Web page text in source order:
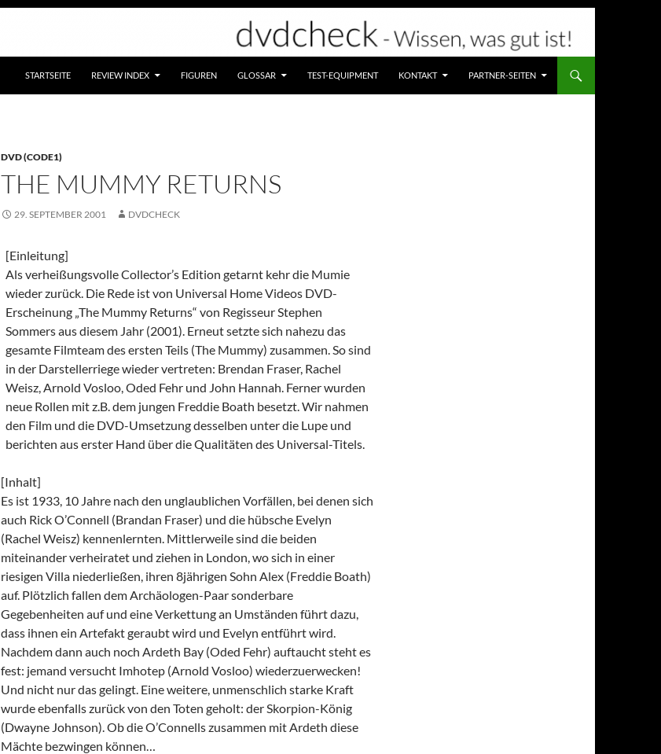
STARTSEITE REVIEW INDEX FIGUREN GLOSSAR TEST-EQUIPMENT KONTAKT PARTNER-SEITEN
DVD (CODE1)
THE MUMMY RETURNS
29. SEPTEMBER 2001 DVDCHECK
[Einleitung]
Als verheißungsvolle Collector’s Edition getarnt kehr die Mumie
wieder zurück. Die Rede ist von Universal Home Videos DVD-
Erscheinung „The Mummy Returns“ von Regisseur Stephen
Sommers aus diesem Jahr (2001). Erneut setzte sich nahezu das
gesamte Filmteam des ersten Teils (The Mummy) zusammen. So sind
in der Darstellerriege wieder vertreten: Brendan Fraser, Rachel
Weisz, Arnold Vosloo, Oded Fehr und John Hannah. Ferner wurden
neue Rollen mit z.B. dem jungen Freddie Boath besetzt. Wir nahmen
den Film und die DVD-Umsetzung desselben unter die Lupe und
berichten aus erster Hand über die Qualitäten des Universal-Titels.
[Inhalt]
Es ist 1933, 10 Jahre nach den unglaublichen Vorfällen, bei denen sich
auch Rick O’Connell (Brandan Fraser) und die hübsche Evelyn
(Rachel Weisz) kennenlernten. Mittlerweile sind die beiden
miteinander verheiratet und ziehen in London, wo sich in einer
riesigen Villa niederließen, ihren 8jährigen Sohn Alex (Freddie Boath)
auf. Plötzlich fallen dem Archäologen-Paar sonderbare
Gegebenheiten auf und eine Verkettung an Umständen führt dazu,
dass ihnen ein Artefakt geraubt wird und Evelyn entführt wird.
Nachdem dann auch noch Ardeth Bay (Oded Fehr) auftaucht steht es
fest: jemand versucht Imhotep (Arnold Vosloo) wiederzuerwecken!
Und nicht nur das gelingt. Eine weitere, unmenschlich starke Kraft
wurde ebenfalls zurück von den Toten geholt: der Skorpion-König
(Dwayne Johnson). Ob die O’Connells zusammen mit Ardeth diese
Mächte bezwingen können…